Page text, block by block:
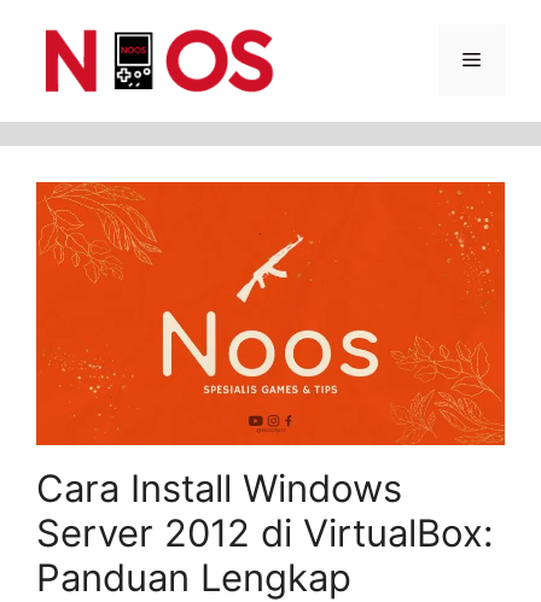
Menu
Cara Install Windows
Server 2012 di VirtualBox:
Panduan Lengkap